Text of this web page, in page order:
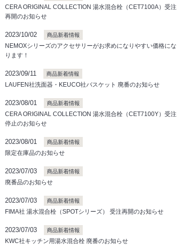
CERA ORIGINAL COLLECTION 湯水混合栓（CET7100A）受注
再開のお知らせ
2023/10/02 商品新着情報
NEMOXシリーズのアクセサリーがお求めになりやすい価格にな
ります！
2023/09/11 商品新着情報
LAUFEN社洗面器・KEUCO社バスケット 廃番のお知らせ
2023/08/01 商品新着情報
CERA ORIGINAL COLLECTION 湯水混合栓（CET7100Y）受注
停止のお知らせ
2023/08/01 商品新着情報
限定在庫品のお知らせ
2023/07/03 商品新着情報
廃番品のお知らせ
2023/07/03 商品新着情報
FIMA社 湯水混合栓（SPOTシリーズ） 受注再開のお知らせ
2023/07/03 商品新着情報
KWC社キッチン用湯水混合栓 廃番のお知らせ